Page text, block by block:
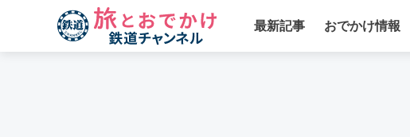
最新記事 おでかけ情報